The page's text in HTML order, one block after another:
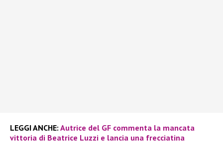
LEGGI ANCHE: Autrice del GF commenta la mancata
vittoria di Beatrice Luzzi e lancia una frecciatina